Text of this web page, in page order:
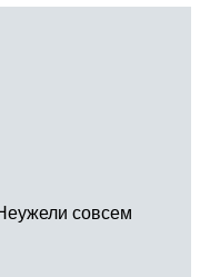
совсем